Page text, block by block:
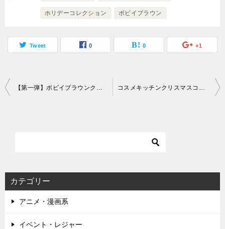
ホリデーコレクション ボビイブラウン
Tweet 0 0 +1
投
ー
シ
ョ
ン
【第一弾】ボビイブラウンクリスマスコフレ2023予約日・発売日・ネット通販サイト コスメキッチンクリスマスコフレ2023予約日・発売・ネット通販情報
カテゴリー
アニメ・漫画系
イベント・レジャー